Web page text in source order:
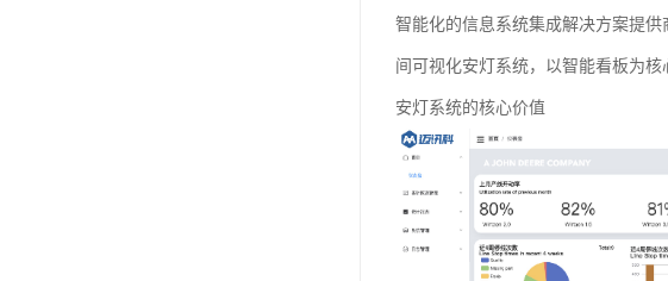
智能化的信息系统集成解决方案提
间可视化安灯系统，以智能看板为核
安灯系统的核心价值